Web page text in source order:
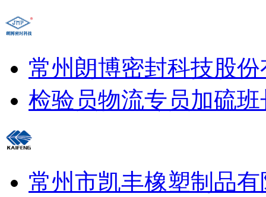
常州朗博密封科技股
检验员物流专员加硫班
常州市凯丰橡塑制品